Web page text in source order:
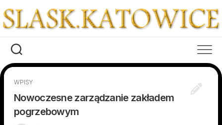
to
content
WPISY
Nowoczesne zarządzanie zakładem
pogrzebowym